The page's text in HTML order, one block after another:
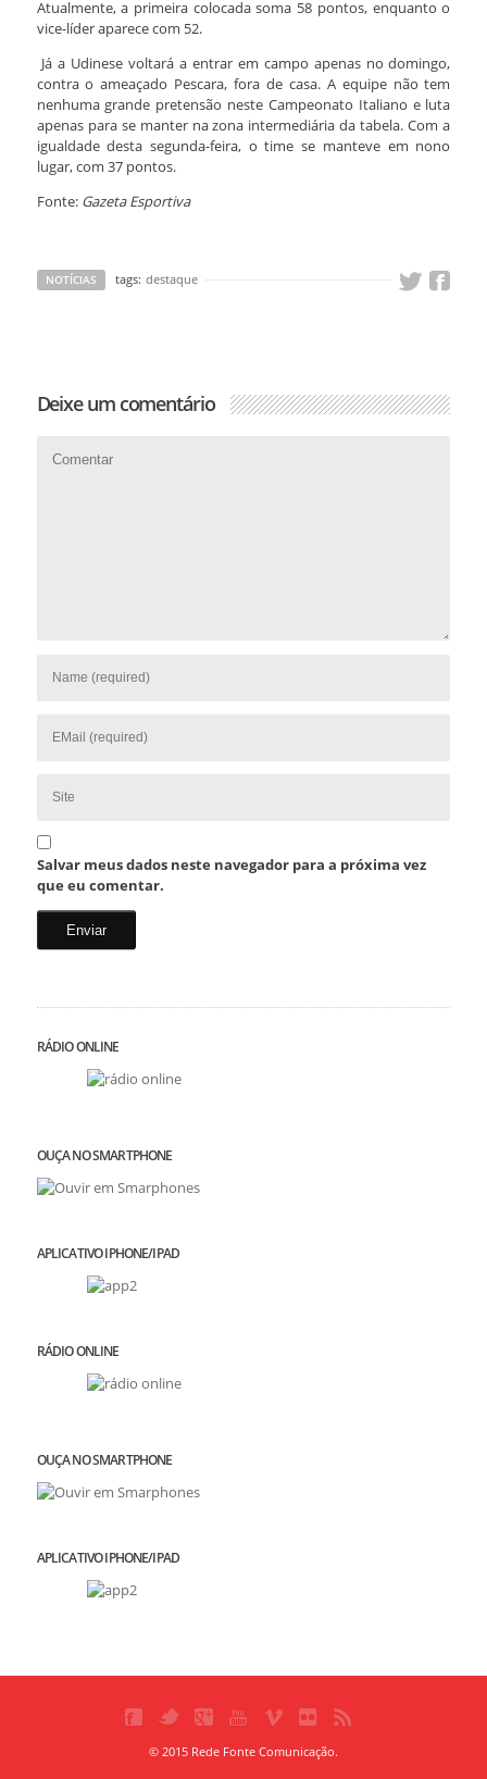
Atualmente, a primeira colocada soma 58 pontos, enquanto o
vice-líder aparece com 52.
Já a Udinese voltará a entrar em campo apenas no domingo,
contra o ameaçado Pescara, fora de casa. A equipe não tem
nenhuma grande pretensão neste Campeonato Italiano e luta
apenas para se manter na zona intermediária da tabela. Com a
igualdade desta segunda-feira, o time se manteve em nono
lugar, com 37 pontos.
Fonte:Gazeta Esportiva
NOTÍCIAS tags: destaque
Deixe um comentário
Salvar meus dados neste navegador para a próxima vez
que eu comentar.
RÁDIO ONLINE
OUÇA NO SMARTPHONE
APLICATIVO IPHONE/IPAD
RÁDIO ONLINE
OUÇA NO SMARTPHONE
APLICATIVO IPHONE/IPAD
© 2015 Rede Fonte Comunicação.